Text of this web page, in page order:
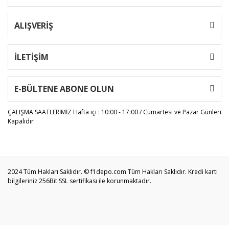
ALIŞVERİŞ
İLETİŞİM
E-BÜLTENE ABONE OLUN
ÇALIŞMA SAATLERİMİZHafta içi : 10:00 - 17:00 / Cumartesi ve Pazar Günleri
Kapalıdır
2024 Tüm Hakları Saklıdır. © f1depo.com Tüm Hakları Saklıdır. Kredi kartı
bilgileriniz 256Bit SSL sertifikası ile korunmaktadır.